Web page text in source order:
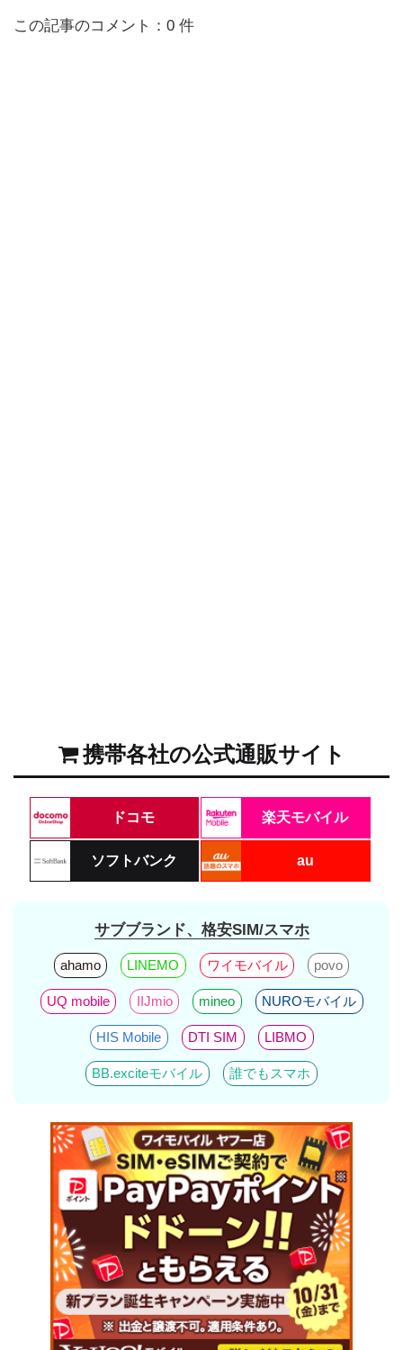
この記事のコメント：0 件
携帯各社の公式通販サイト
ドコモ 楽天モバイル
ソフトバンク au
サブブランド、格安SIM/スマホ
ahamo LINEMO ワイモバイル povo
UQ mobile IIJmio mineo NUROモバイル
HIS Mobile DTI SIM LIBMO
BB.exciteモバイル 誰でもスマホ